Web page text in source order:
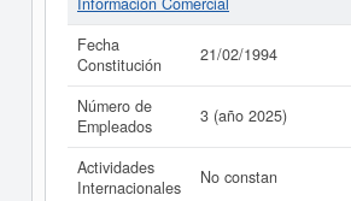
Fecha
Constitución
21/02/1994
Número de
Empleados
3 (año 2025)
Actividades
Internacionales
No constan